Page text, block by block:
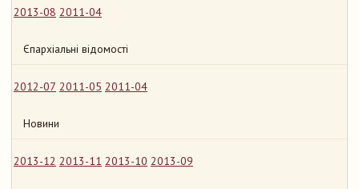
2013-08 2011-04
Єпархіальні відомості
2012-07 2011-05 2011-04
Новини
2013-12 2013-11 2013-10 2013-09